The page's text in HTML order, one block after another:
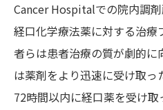
Cancer Hospitalでの院内調
経口化学療法薬に対する治療
者らは患者治療の質が劇的
は薬剤をより迅速に受け取
72時間以内に経口薬を受け